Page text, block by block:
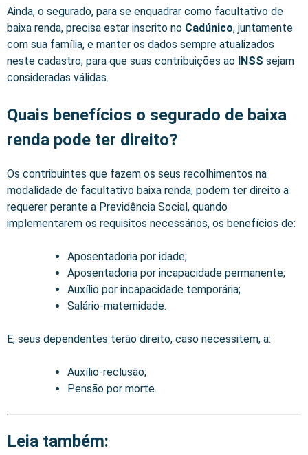
Ainda, o segurado, para se enquadrar como facultativo de
baixa renda, precisa estar inscrito no Cadúnico, juntamente
com sua família, e manter os dados sempre atualizados
neste cadastro, para que suas contribuições ao INSS sejam
consideradas válidas.
Quais benefícios o segurado de baixa
renda pode ter direito?
Os contribuintes que fazem os seus recolhimentos na
modalidade de facultativo baixa renda, podem ter direito a
requerer perante a Previdência Social, quando
implementarem os requisitos necessários, os benefícios de:
Aposentadoria por idade;
Aposentadoria por incapacidade permanente;
Auxílio por incapacidade temporária;
Salário-maternidade.
E, seus dependentes terão direito, caso necessitem, a:
Auxílio-reclusão;
Pensão por morte.
Leia também: